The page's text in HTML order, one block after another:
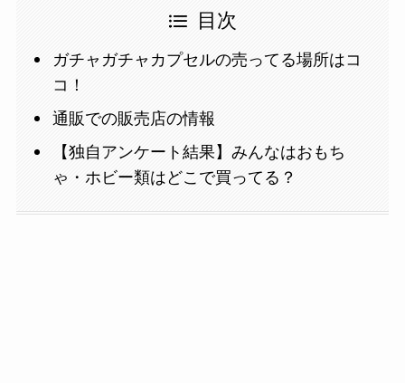
目次
ガチャガチャカプセルの売ってる場所はコ
コ！
通販での販売店の情報
【独自アンケート結果】みんなはおもち
ゃ・ホビー類はどこで買ってる？